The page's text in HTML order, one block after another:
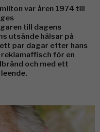
var åren 1974 till
till dagens
utsände hälsar på
par dagar efter hans
för en
och med ett